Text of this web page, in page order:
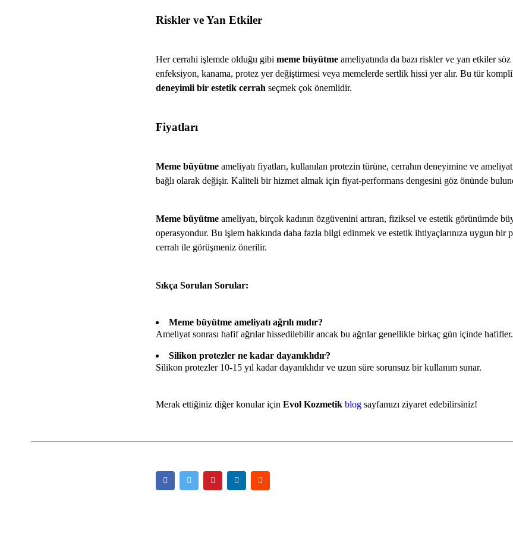
Riskler ve Yan Etkiler
Her cerrahi işlemde olduğu gibi meme büyütme ameliyatında da bazı riskler ve yan etkiler
enfeksiyon, kanama, protez yer değiştirmesi veya memelerde sertlik hissi yer alır. Bu tür
deneyimli bir estetik cerrah seçmek çok önemlidir.
Fiyatları
Meme büyütme ameliyatı fiyatları, kullanılan protezin türüne, cerrahın deneyimine ve
bağlı olarak değişir. Kaliteli bir hizmet almak için fiyat-performans dengesini göz önünde
Meme büyütme ameliyatı, birçok kadının özgüvenini artıran, fiziksel ve estetik görünümde
operasyondur. Bu işlem hakkında daha fazla bilgi edinmek ve estetik ihtiyaçlarınıza uygun bir
cerrah ile görüşmeniz önerilir.
Sıkça Sorulan Sorular:
Meme büyütme ameliyatı ağrılı mıdır?
Ameliyat sonrası hafif ağrılar hissedilebilir ancak bu ağrılar genellikle birkaç gün içinde hafifler.
Silikon protezler ne kadar dayanıklıdır?
Silikon protezler 10-15 yıl kadar dayanıklıdır ve uzun süre sorunsuz bir kullanım sunar.
Merak ettiğiniz diğer konular için Evol Kozmetik blog sayfamızı ziyaret edebilirsiniz!